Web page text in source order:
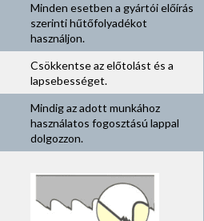
Minden esetben a gyártói előírás
szerinti hűtőfolyadékot
használjon.
Csökkentse az előtolást és a
lapsebességet.
Mindig az adott munkához
használatos fogosztású lappal
dolgozzon.